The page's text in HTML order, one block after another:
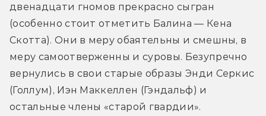
двенадцати гномов прекрасно сыгран
(особенно стоит отметить Балина — Кена
Скотта). Они в меру обаятельны и смешны, в
меру самоотверженны и суровы. Безупречно
вернулись в свои старые образы Энди Серкис
(Голлум), Иэн Маккеллен (Гэндальф) и
остальные члены «старой гвардии».